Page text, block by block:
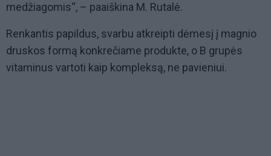
medžiagomis“, – paaiškina M. Rutalė.
Renkantis papildus, svarbu atkreipti dėmesį į magnio
druskos formą konkrečiame produkte, o B grupės
vitaminus vartoti kaip kompleksą, ne pavieniui.